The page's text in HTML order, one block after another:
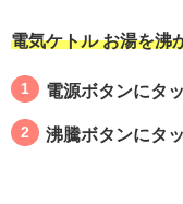
電気ケトル お湯を沸
電源ボタンにタ
沸騰ボタンにタ